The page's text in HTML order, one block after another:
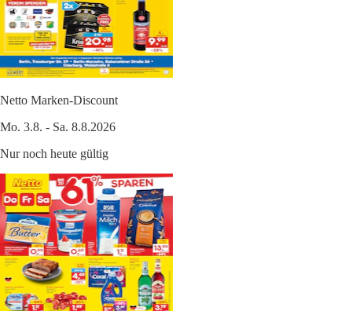
Netto Marken-Discount
Mo. 3.8. - Sa. 8.8.2026
Nur noch heute gültig